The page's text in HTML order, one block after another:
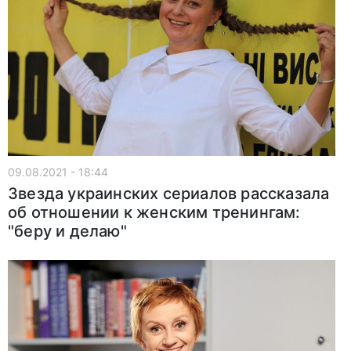
09.08.2021 - 18:44
Звезда украинских сериалов рассказала
об отношении к женским тренингам:
"беру и делаю"